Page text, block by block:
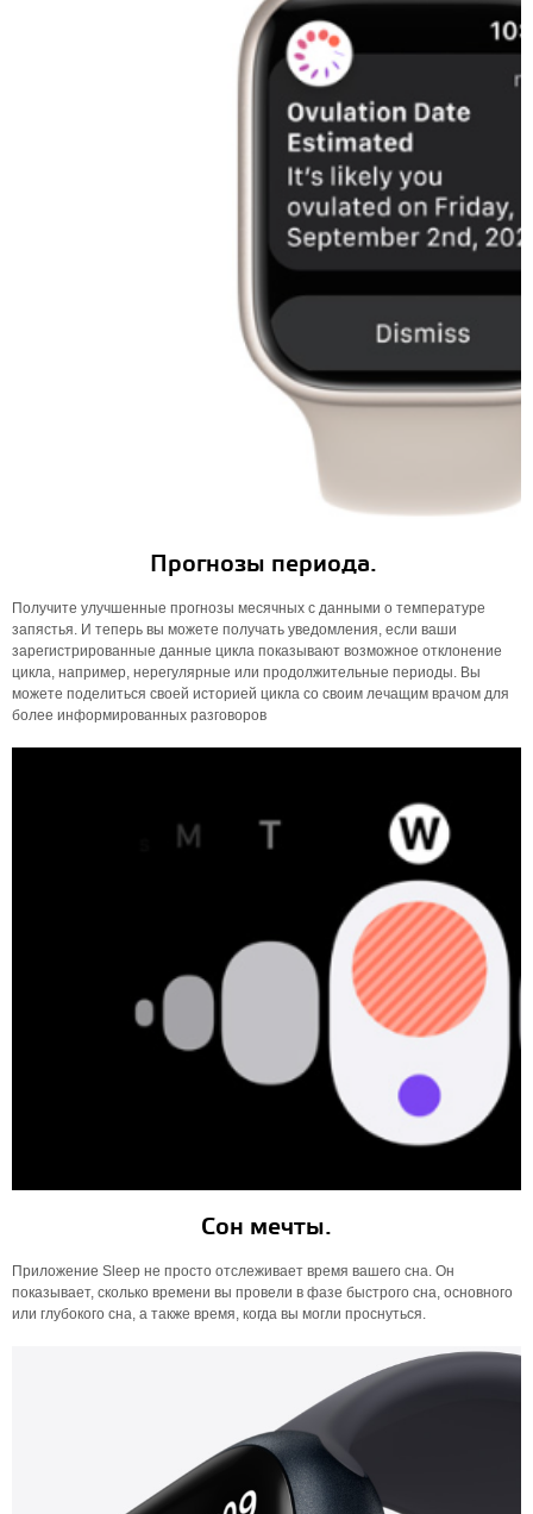
Прогнозы периода.
Получите улучшенные прогнозы месячных с данными о температуре
запястья. И теперь вы можете получать уведомления, если ваши
зарегистрированные данные цикла показывают возможное отклонение
цикла, например, нерегулярные или продолжительные периоды. Вы
можете поделиться своей историей цикла со своим лечащим врачом для
более информированных разговоров
Сон мечты.
Приложение Sleep не просто отслеживает время вашего сна. Он
показывает, сколько времени вы провели в фазе быстрого сна, основного
или глубокого сна, а также время, когда вы могли проснуться.